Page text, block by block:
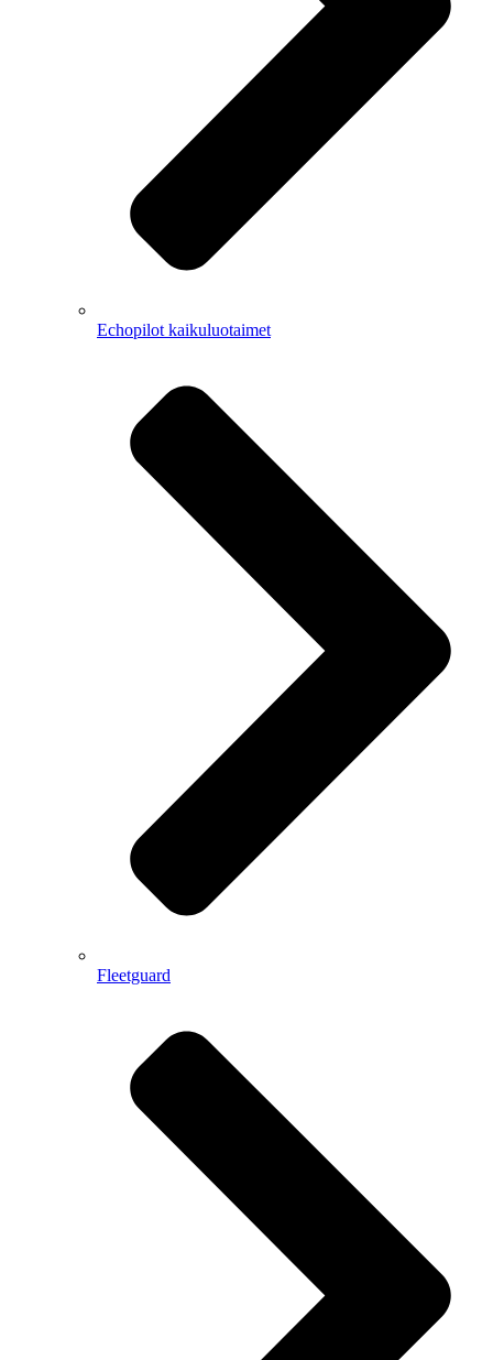
Echopilot kaikuluotaimet
Fleetguard